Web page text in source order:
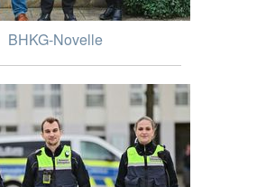
BHKG-Novelle